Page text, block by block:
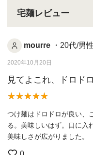
宅麺レビュー
mourre ・20代/男性
2020年10月20日
見てよこれ、ドロド
つけ麺はドロドロが良い、
る。美味しいはず。口に入
美味しさが広がりました。